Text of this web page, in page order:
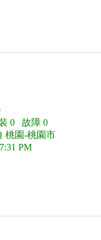
0 故障 0
桃園-桃園市
PM